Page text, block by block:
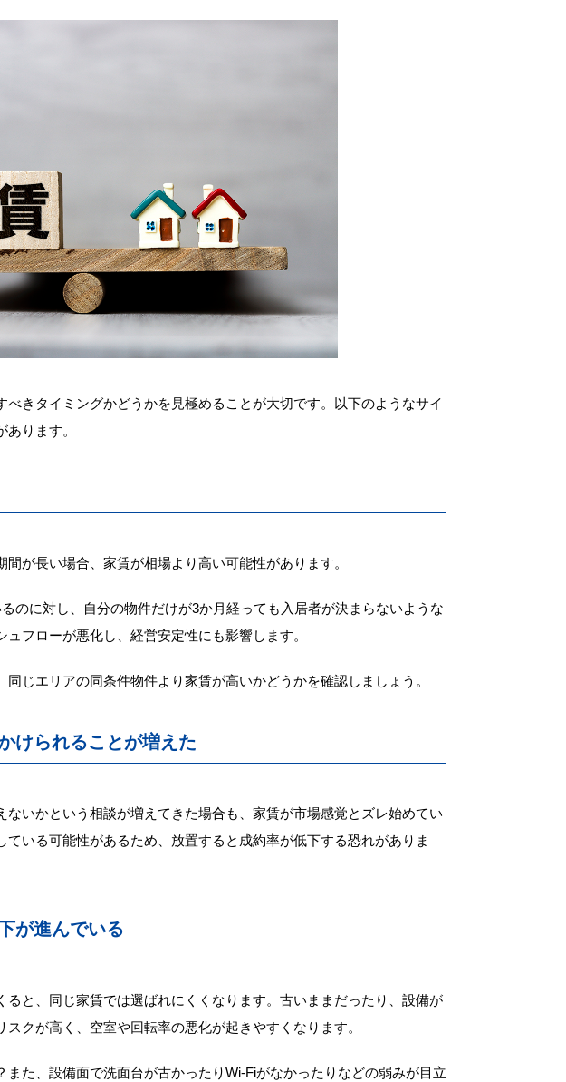
きタイミングかどうかを見極めることが大切です。以下のようなサイ
ります。
が長い場合、家賃が相場より高い可能性があります。
のに対し、自分の物件だけが3か月経っても入居者が決まらないような
フローが悪化し、経営安定性にも影響します。
じエリアの同条件物件より家賃が高いかどうかを確認しましょう。
けられることが増えた
いかという相談が増えてきた場合も、家賃が市場感覚とズレ始めてい
いる可能性があるため、放置すると成約率が低下する恐れがありま
が進んでいる
と、同じ家賃では選ばれにくくなります。古いままだったり、設備が
クが高く、空室や回転率の悪化が起きやすくなります。
た、設備面で洗面台が古かったりWi-Fiがなかったりなどの弱みが目立